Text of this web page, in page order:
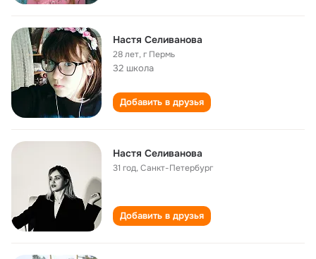
Настя Селиванова
28 лет,г Пермь
32 школа
Добавить в друзья
Настя Селиванова
31 год,Санкт-Петербург
Добавить в друзья